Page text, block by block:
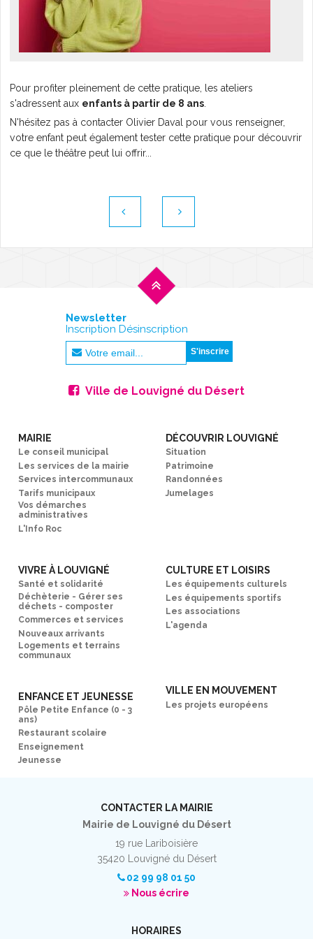
L'AGENDA
Pour profiter pleinement de cette pratique, les ateliers
s'adressent aux enfants à partir de 8 ans
N'hésitez pas à contacter Olivier Daval pour vous renseigner,
votre enfant peut également tester cette pratique pour découvrir
ce que le théâtre peut lui offrir...
Newsletter
Inscription Désinscription
Ville de Louvigné du Désert
MAIRIE
Le conseil municipal
Les services de la mairie
Services intercommunaux
Tarifs municipaux
Vos démarches
administratives
L'Info Roc
DÉCOUVRIR LOUVIGNÉ
Situation
Patrimoine
Randonnées
Jumelages
VIVRE À LOUVIGNÉ
Santé et solidarité
Déchèterie - Gérer ses
déchets - composter
Commerces et services
Nouveaux arrivants
Logements et terrains
communaux
CULTURE ET LOISIRS
Les équipements culturels
Les équipements sportifs
Les associations
L'agenda
ENFANCE ET JEUNESSE
Pôle Petite Enfance (0 - 3
ans)
Restaurant scolaire
Enseignement
Jeunesse
VILLE EN MOUVEMENT
Les projets européens
CONTACTER LA MAIRIE
Mairie de Louvigné du Désert
19 rue Lariboisière
35420 Louvigné du Désert
02 99 98 01 50
Nous écrire
HORAIRES